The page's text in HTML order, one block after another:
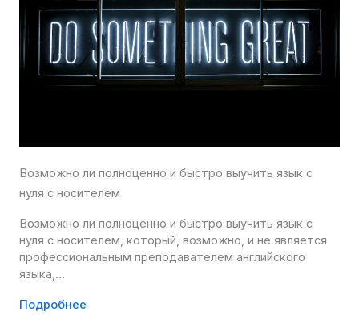
Возможно ли полноценно и быстро выучить язык с
нуля с носителем
Возможно ли полноценно и быстро выучить язык с
нуля с носителем, который, возможно, и не является
профессиональным преподавателем английского
языка,…
Подробнее